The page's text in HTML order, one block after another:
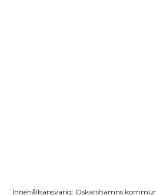
Innehållsansvarig: Oskarshamns